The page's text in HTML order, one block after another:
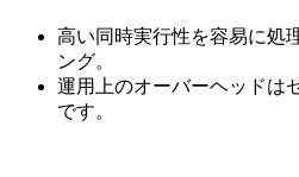
高い同時実行性を容易に処
ング。
運用上のオーバーヘッドは
です。